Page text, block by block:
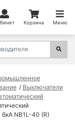
Корзина Меню
Выключатели
NB1L-40 (R)